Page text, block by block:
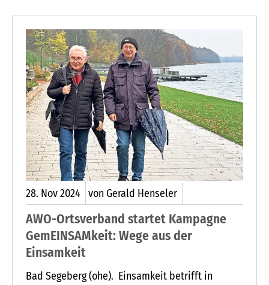
28. Nov2024 von Gerald Henseler
AWO-Ortsverband startet Kampagne
GemEINSAMkeit: Wege aus der
Einsamkeit
Bad Segeberg (ohe). Einsamkeit betrifft in